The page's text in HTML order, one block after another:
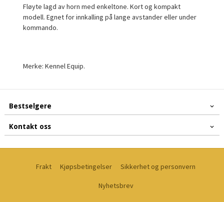
Fløyte lagd av horn med enkeltone. Kort og kompakt
modell. Egnet for innkalling på lange avstander eller under
kommando.
Merke: Kennel Equip.
Bestselgere
Kontakt oss
Frakt Kjøpsbetingelser Sikkerhet og personvern
Nyhetsbrev